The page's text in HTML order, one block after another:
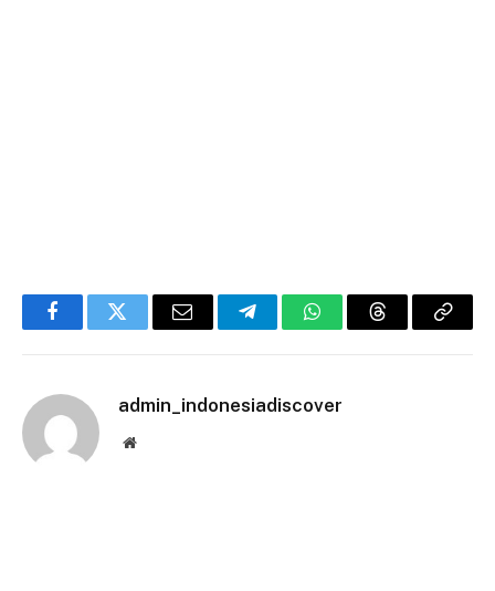
FacebookTwitter Email TelegramWhatsAppThreadsCopy
admin_indonesiadiscover
Website